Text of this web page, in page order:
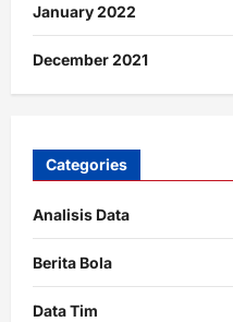
January 2022
December 2021
Categories
Analisis Data
Berita Bola
Data Tim